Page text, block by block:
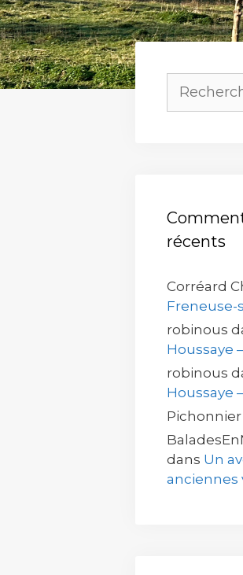
Rechercher
récents
Corréard
Freneuse-
robinous
Houssaye
robinous
Houssaye
Pichonnier
dans Un
anciennes